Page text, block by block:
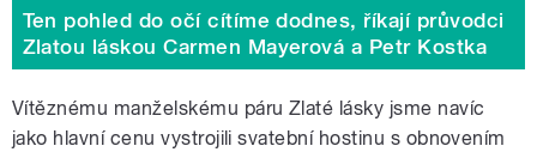
Ten pohled do očí cítíme dodnes, říkají průvodci
Zlatou láskou Carmen Mayerová a Petr Kostka
Vítěznému manželskému páru Zlaté lásky jsme navíc
jako hlavní cenu vystrojili svatební hostinu s obnovením